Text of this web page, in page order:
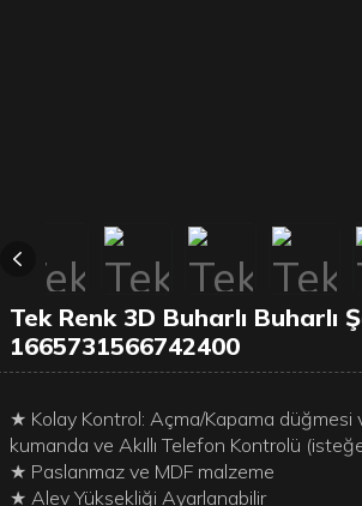
Tek Renk 3D Buharlı Buharlı
1665731566742400
★ Kolay Kontrol: Açma/Kapama düğmesi
kumanda ve Akıllı Telefon Kontrolü
★ Paslanmaz ve MDF malzeme
★ Alev Yüksekliği Ayarlanabilir